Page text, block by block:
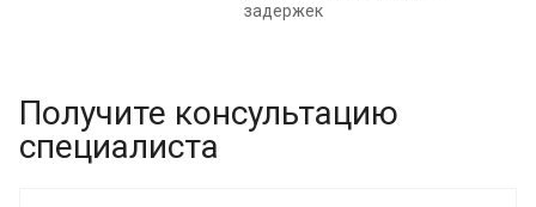
задержек
Получите консультацию
специалиста